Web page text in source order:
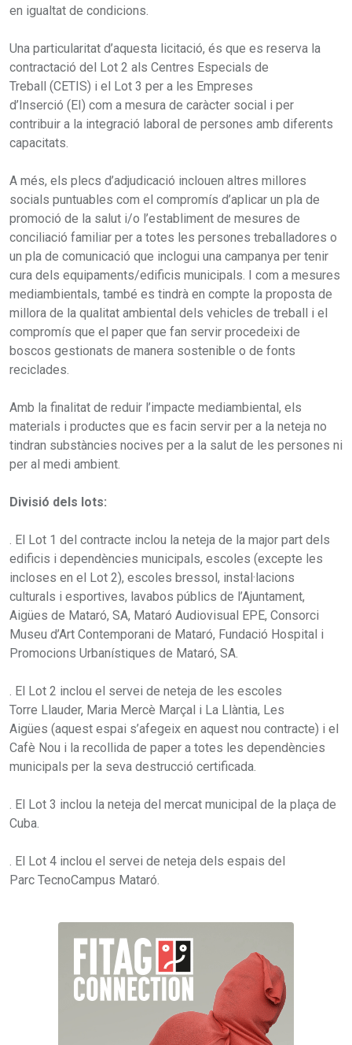
en igualtat de condicions.
Una particularitat d’aquesta licitació, és que es reserva la
contractació del Lot 2 als Centres Especials de
Treball (CETIS) i el Lot 3 per a les Empreses
d’Inserció (EI) com a mesura de caràcter social i per
contribuir a la integració laboral de persones amb diferents
capacitats.
A més, els plecs d’adjudicació inclouen altres millores
socials puntuables com el compromís d’aplicar un pla de
promoció de la salut i/o l’establiment de mesures de
conciliació familiar per a totes les persones treballadores o
un pla de comunicació que inclogui una campanya per tenir
cura dels equipaments/edificis municipals. I com a mesures
mediambientals, també es tindrà en compte la proposta de
millora de la qualitat ambiental dels vehicles de treball i el
compromís que el paper que fan servir procedeixi de
boscos gestionats de manera sostenible o de fonts
reciclades.
Amb la finalitat de reduir l’impacte mediambiental, els
materials i productes que es facin servir per a la neteja no
tindran substàncies nocives per a la salut de les persones ni
per al medi ambient.
Divisió dels lots:
. El Lot 1 del contracte inclou la neteja de la major part dels
edificis i dependències municipals, escoles (excepte les
incloses en el Lot 2), escoles bressol, instal·lacions
culturals i esportives, lavabos públics de l’Ajuntament,
Aigües de Mataró, SA, Mataró Audiovisual EPE, Consorci
Museu d’Art Contemporani de Mataró, Fundació Hospital i
Promocions Urbanístiques de Mataró, SA.
. El Lot 2 inclou el servei de neteja de les escoles
Torre Llauder, Maria Mercè Marçal i La Llàntia, Les
Aigües (aquest espai s’afegeix en aquest nou contracte) i el
Cafè Nou i la recollida de paper a totes les dependències
municipals per la seva destrucció certificada.
. El Lot 3 inclou la neteja del mercat municipal de la plaça de
Cuba.
. El Lot 4 inclou el servei de neteja dels espais del
Parc TecnoCampus Mataró.